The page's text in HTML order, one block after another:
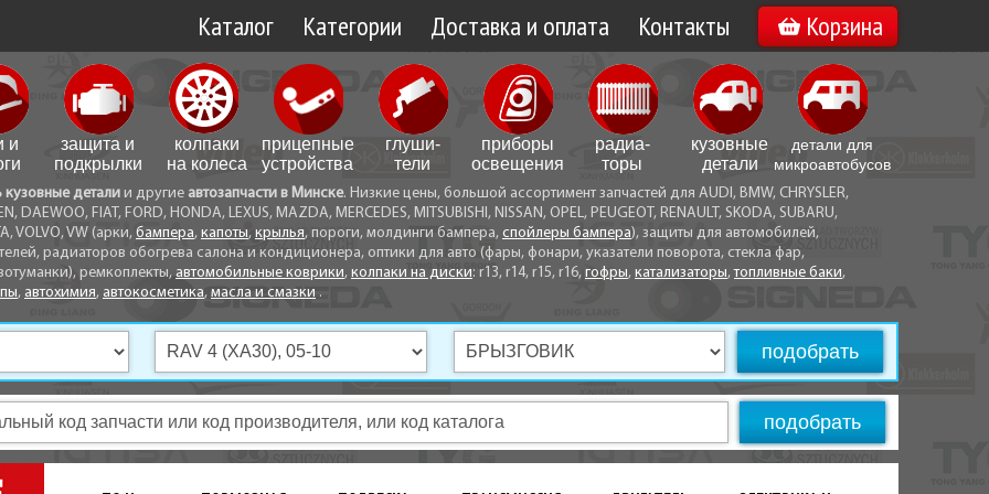
Каталог Категории Доставка и оплата
Доставка по Минску
Доставка по Беларуси
Самовывоз
Способы оплаты
Контакты
Вакансии
Корзина
и
защита и
подкрылки
колпаки
на колеса
прицепные
устройства
глуши­
тели
приборы
освещения
радиа­
торы
кузовные
детали
детали для
микро­автобусов
кузовные детали и другие автозапчасти в Минске. Низкие цены, большой ассортимент запчастей для AUDI, BMW, CHRYSLER,
DAEWOO, FIAT, FORD, HONDA, LEXUS, MAZDA, MERCEDES, MITSUBISHI, NISSAN, OPEL, PEUGEOT, RENAULT, SKODA, SUBARU,
VOLVO, VW (арки, бампера, капоты, крылья, пороги, молдинги бампера, спойлеры бампера), защиты для автомобилей,
радиаторов обогрева салона и кондиционера, оптики для авто (фары, фонари, указатели поворота, стекла фар,
ремкоплекты, автомобильные коврики, колпаки на диски: r13, r14, r15, r16, гофры, катализаторы,топливные баки,
, автохимия, автокосметика, масла и смазки .